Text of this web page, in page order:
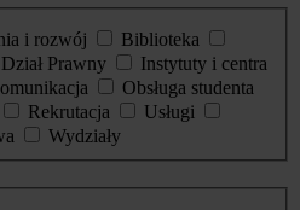
i rozwój
Biblioteka
Dział Prawny
Instytuty i centra
Obsługa studenta
Rekrutacja
Usługi
Wydziały